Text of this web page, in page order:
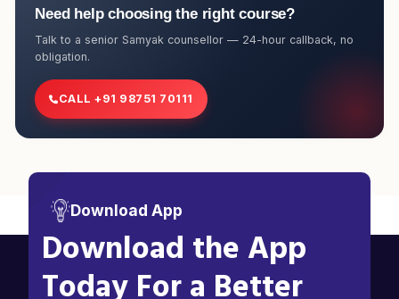
Need help choosing the right course?
Talk to a senior Samyak counsellor — 24-hour callback, no
obligation.
CALL +91 98751 70111
Download App
Download the App
Today For a Better